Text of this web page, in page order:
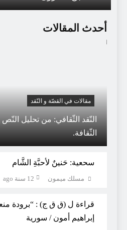
أحدث المقالات
مقالات في القصّة و النّقد
النّقد الثّقافي: من تحليل
الثّقافة.
سحعية: حَنينٌ لأحبَّةِ الشَّام
مسلك ميمون 12 سنة ago
قراءة ل (ق ق ج) : “برودة
إبراهيم أمون / سورية